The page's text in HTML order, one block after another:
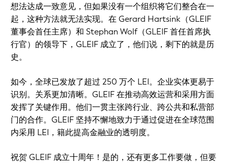
想法达成一致意见，但如果没有一个组织将它们整合在一
起，这种方法就无法实现。在 Gerard Hartsink（GLEIF
董事会首任主席）和 Stephan Wolf（GLEIF 首任首席执
行官）的领导下，GLEIF 成立了，他们说，剩下的就是历
史。
如今，全球已发放了超过 250 万个 LEI。企业实体更易于
识别。关系更加清晰。GLEIF 在推动高效运营和采用方面
发挥了关键作用。他们一贯主张跨行业、跨公共和私营部
门的合作。GLEIF 坚持不懈地致力于通过促进在全球范围
内采用 LEI，籍此提高金融业的透明度。
祝贺 GLEIF 成立十周年！是的，还有更多工作要做，但要